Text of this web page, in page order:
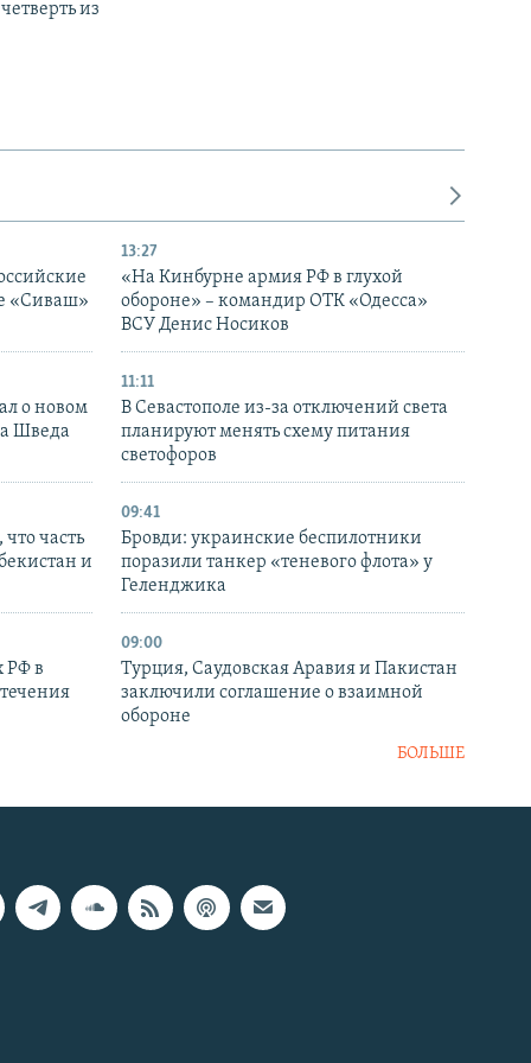
из
«Сиваш»
13:27
«На Кинбурне армия РФ в глухой
обороне» – командир ОТК «Одесса»
ВСУ Денис Носиков
о новом
Шведа
11:11
В Севастополе из-за отключений света
планируют менять схему питания
светофоров
часть
и
09:41
Бровди: украинские беспилотники
поразили танкер «теневого флота» у
Геленджика
РФ в
09:00
Турция, Саудовская Аравия и Пакистан
заключили соглашение о взаимной
обороне
БОЛЬШЕ